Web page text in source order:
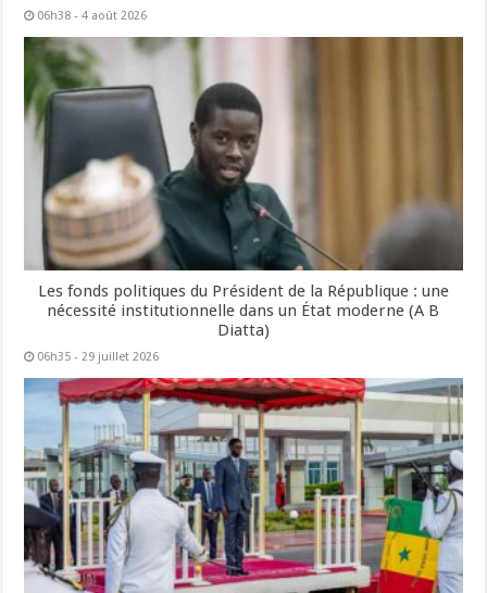
06h38 - 4 août 2026
Les fonds politiques du Président de la République : une
nécessité institutionnelle dans un État moderne (A B
Diatta)
06h35 - 29 juillet 2026